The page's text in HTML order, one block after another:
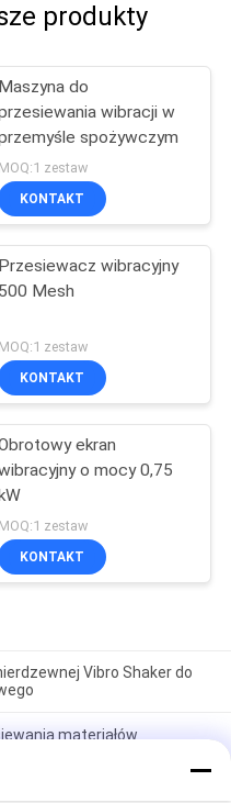
produkty
Maszyna do
wibracji w
spożywczym
MOQ:1 zestaw
KONTAKT
Przesiewacz wibracyjny
500 Mesh
MOQ:1 zestaw
KONTAKT
ekran
o mocy 0,75
MOQ:1 zestaw
KONTAKT
Vibro Shaker do
materiałów
spiralny na
materiałów drobnych i